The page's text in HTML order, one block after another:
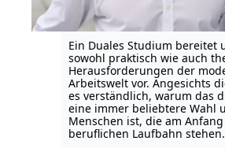
Ein Duales Studium bereitet
sowohl praktisch wie auch
Herausforderungen der
Arbeitswelt vor. Angesichts
es verständlich, warum das
eine immer beliebtere Wahl
Menschen ist, die am
beruflichen Laufbahn stehen.